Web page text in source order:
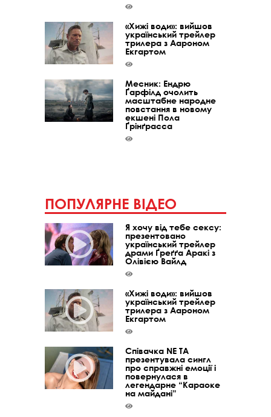
«Хижі води»: вийшов
український трейлер
трилера з Аароном
Екгартом
Месник: Ендрю
Ґарфілд очолить
масштабне народне
повстання в новому
екшені Пола
Ґрінґрасса
ПОПУЛЯРНЕ ВІДЕО
Я хочу від тебе сексу:
презентовано
український трейлер
драми Ґреґґа Аракі з
Олівією Вайлд
«Хижі води»: вийшов
український трейлер
трилера з Аароном
Екгартом
Співачка NE TA
презентувала сингл
про справжні емоції і
повернулася в
легендарне “Караоке
на майдані”